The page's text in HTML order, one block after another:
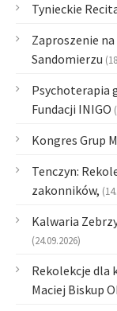
Tynieckie
Zaproszenie
Sandomierzu
Psychoterapia
Fundacji INIGO
Kongres Grup
Tenczyn:
zakonników,
Kalwaria
(24.09.2026)
Rekolekcje dla
Maciej Biskup